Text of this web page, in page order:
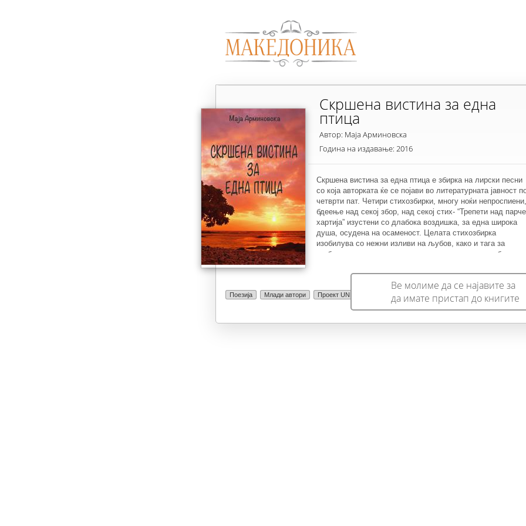
Поезија Млади автори Проект UNESCO
Скршена вистина за една
птица
Автор: Маја Арминовска
Година на издавање: 2016
Скршена вистина за една птица е збирка на лирски песни
со која авторката ќе се појави во литературната јавност
четврти пат. Четири стихозбирки, многу ноќи непроспиени,
бдеење над секој збор, над секој стих- “Трепети над парче
хартија” изустени со длабока воздишка, за една широка
душа, осудена на осаменост. Целата стихозбирка
изобилува со нежни изливи на љубов, како и тага за
љубовта недоречна, за минусот во срцето, за желбите
Ве молиме да се најавите за
да имате пристап до книгите